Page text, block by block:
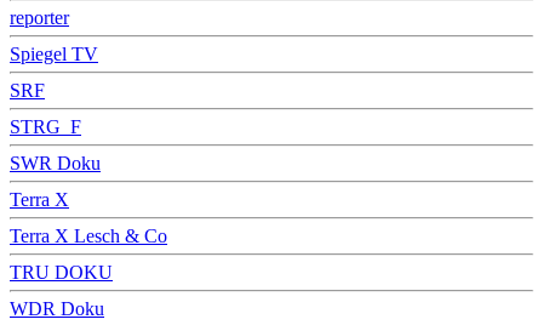
reporter
Spiegel TV
SRF
STRG_F
SWR Doku
Terra X
Terra X Lesch & Co
TRU DOKU
WDR Doku